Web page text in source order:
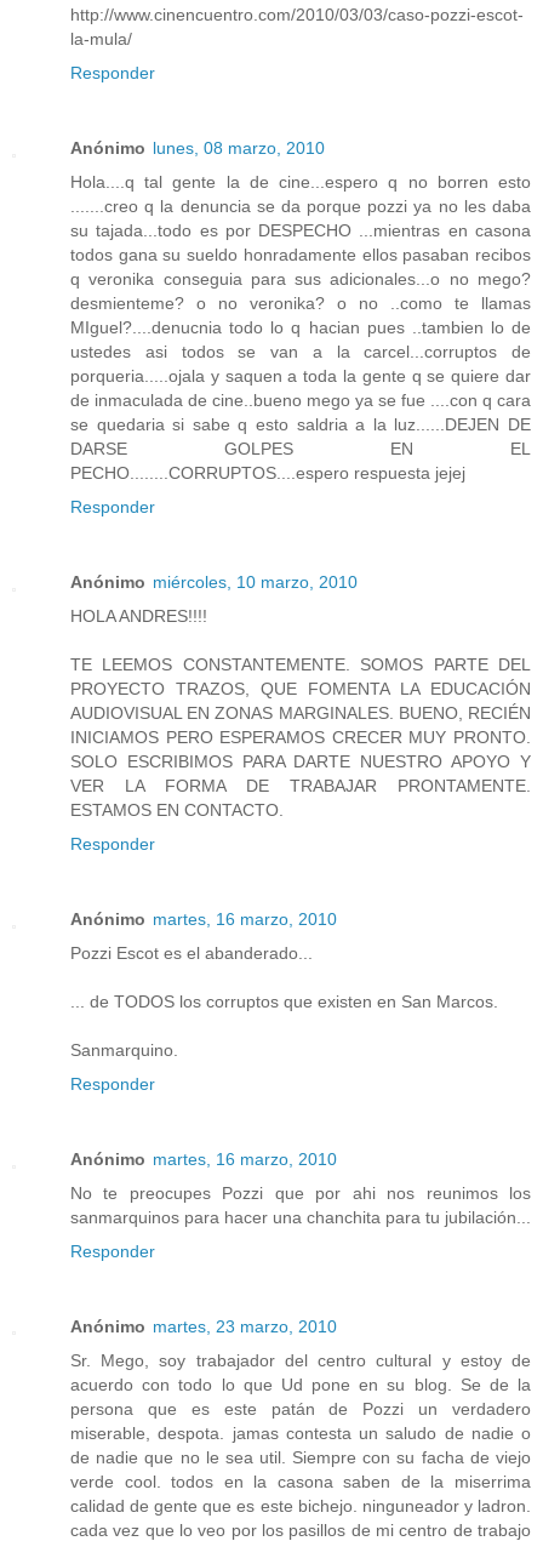
http://www.cinencuentro.com/2010/03/03/caso-pozzi-escot-
la-mula/
Responder
Anónimo lunes, 08 marzo, 2010
Hola....q tal gente la de cine...espero q no borren esto
.......creo q la denuncia se da porque pozzi ya no les daba
su tajada...todo es por DESPECHO ...mientras en casona
todos gana su sueldo honradamente ellos pasaban recibos
q veronika conseguia para sus adicionales...o no mego?
desmienteme? o no veronika? o no ..como te llamas
MIguel?....denucnia todo lo q hacian pues ..tambien lo de
ustedes asi todos se van a la carcel...corruptos de
porqueria.....ojala y saquen a toda la gente q se quiere dar
de inmaculada de cine..bueno mego ya se fue ....con q cara
se quedaria si sabe q esto saldria a la luz......DEJEN DE
DARSE GOLPES EN EL
PECHO........CORRUPTOS....espero respuesta jejej
Responder
Anónimo miércoles, 10 marzo, 2010
HOLA ANDRES!!!!
TE LEEMOS CONSTANTEMENTE. SOMOS PARTE DEL
PROYECTO TRAZOS, QUE FOMENTA LA EDUCACIÓN
AUDIOVISUAL EN ZONAS MARGINALES. BUENO, RECIÉN
INICIAMOS PERO ESPERAMOS CRECER MUY PRONTO.
SOLO ESCRIBIMOS PARA DARTE NUESTRO APOYO Y
VER LA FORMA DE TRABAJAR PRONTAMENTE.
ESTAMOS EN CONTACTO.
Responder
Anónimo martes, 16 marzo, 2010
Pozzi Escot es el abanderado...
... de TODOS los corruptos que existen en San Marcos.
Sanmarquino.
Responder
Anónimo martes, 16 marzo, 2010
No te preocupes Pozzi que por ahi nos reunimos los
sanmarquinos para hacer una chanchita para tu jubilación...
Responder
Anónimo martes, 23 marzo, 2010
Sr. Mego, soy trabajador del centro cultural y estoy de
acuerdo con todo lo que Ud pone en su blog. Se de la
persona que es este patán de Pozzi un verdadero
miserable, despota. jamas contesta un saludo de nadie o
de nadie que no le sea util. Siempre con su facha de viejo
verde cool. todos en la casona saben de la miserrima
calidad de gente que es este bichejo. ninguneador y ladron.
cada vez que lo veo por los pasillos de mi centro de trabajo